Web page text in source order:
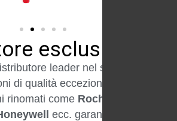
esclusivo
leader nel settore del
di qualità eccezionale
rinomati come Rochester
ecc. garantendo